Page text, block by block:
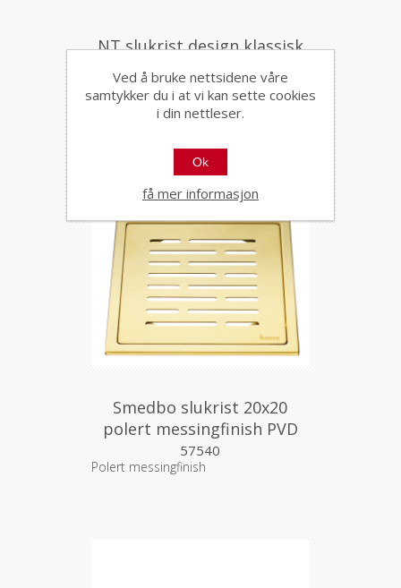
NT slukrist design klassisk
20x20 messing
59528
Smedbo slukrist 20x20
polert messingfinish PVD
57540
Polert messingfinish
Ved å bruke nettsidene våre
samtykker du i at vi kan sette cookies
i din nettleser.
Ok
få mer informasjon